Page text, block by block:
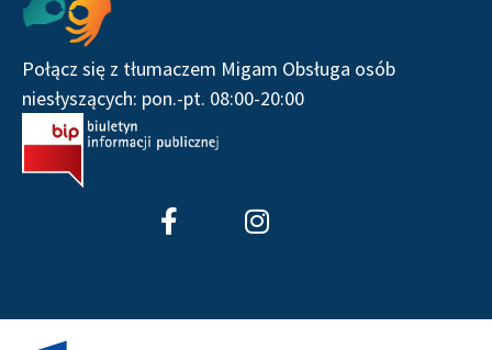
Połącz się z tłumaczem Migam Obsługa osób
niesłyszących: pon.-pt. 08:00-20:00
F
a
I
n